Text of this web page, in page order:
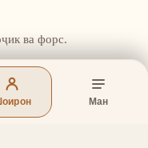
Ман
ва форс.